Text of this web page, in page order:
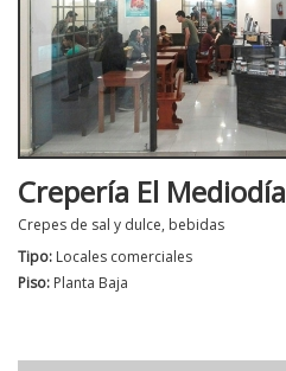
Crepería El Mediodía
Crepes de sal y dulce, bebidas
Tipo: Locales comerciales
Piso: Planta Baja